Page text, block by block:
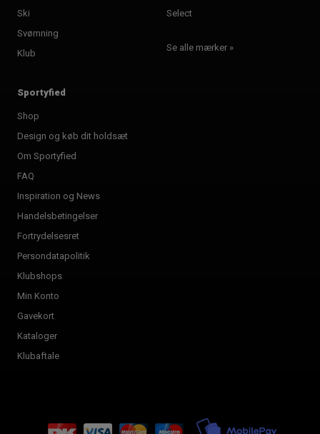
Ski
Svømning
Klub
Select
Se alle mærker »
Sportyfied
Shop
Design og køb dit holdsæt
Om Sportyfied
FAQ
Inspiration og News
Handelsbetingelser
Fortrydelsesret
Persondatapolitik
Klubshops
Min Konto
Gavekort
Kataloger
Klubaftale